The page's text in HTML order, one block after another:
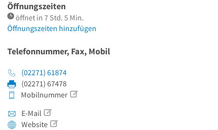
Öffnungszeiten
öffnet in 7 Std. 5 Min.
Öffnungszeiten hinzufügen
Telefonnummer, Fax, Mobil
(02271) 61874
(02271) 67478
Mobilnummer
E-Mail
Website